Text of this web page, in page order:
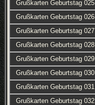
Grußkarten Geburtstag 025
Grußkarten Geburtstag 026
Grußkarten Geburtstag 027
Grußkarten Geburtstag 028
Grußkarten Geburtstag 029
Grußkarten Geburtstag 030
Grußkarten Geburtstag 031
Grußkarten Geburtstag 032